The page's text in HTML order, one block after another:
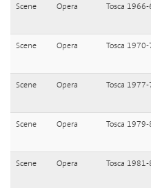
Scene Opera Tosca
Scene Opera Tosca
Scene Opera Tosca
Scene Opera Tosca
Scene Opera Tosca